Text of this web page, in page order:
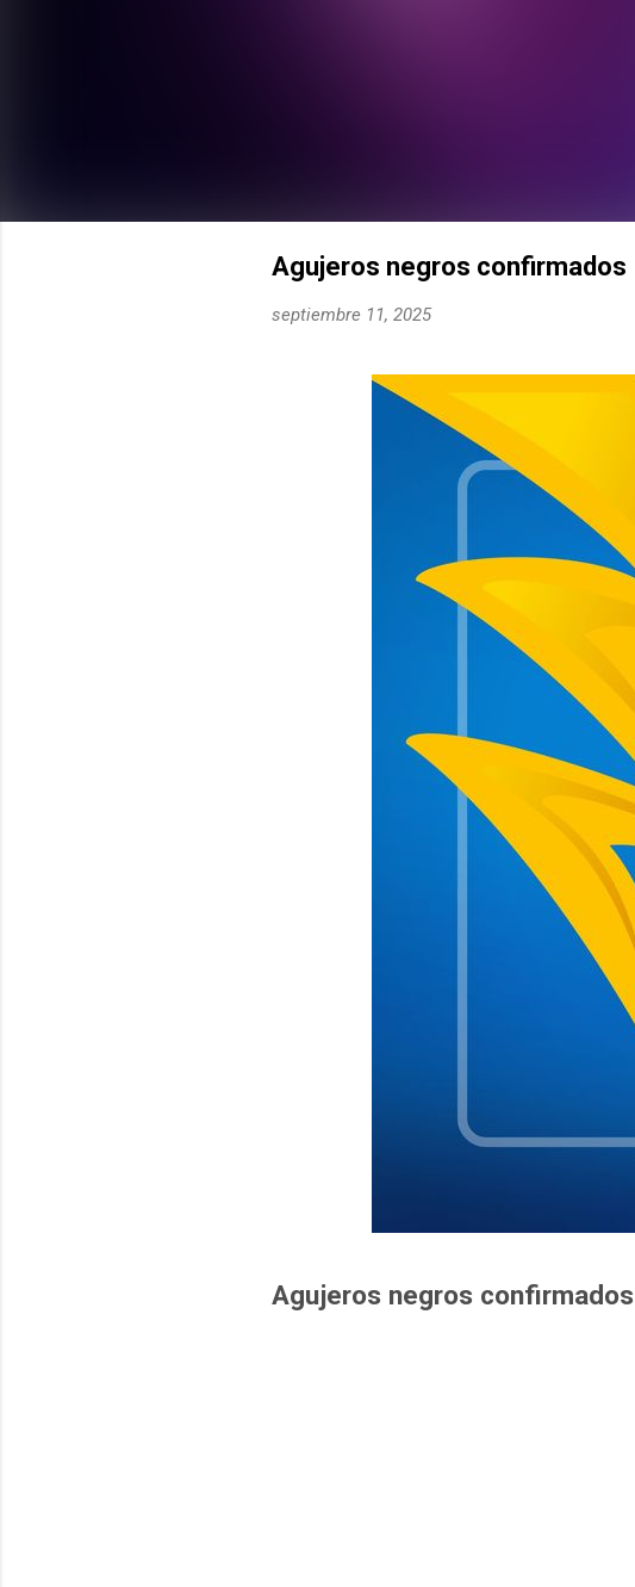
Agujeros negros confirmados
septiembre 11, 2025
Agujeros negros confirmados